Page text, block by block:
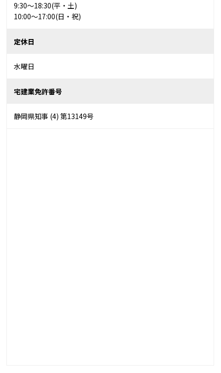
9:30～18:30(平・土)
10:00～17:00(日・祝)
定休日
水曜日
宅建業免許番号
静岡県知事 (4) 第13149号